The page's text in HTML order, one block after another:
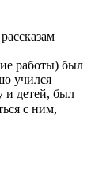
работы) был
учился
и детей, был
с ним,